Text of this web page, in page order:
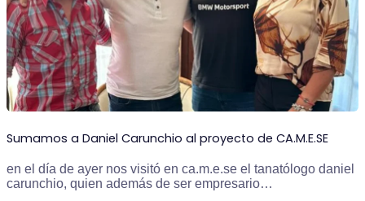
Sumamos a Daniel Carunchio al proyecto de CA.M.E.SE
en el día de ayer nos visitó en ca.m.e.se el tanatólogo daniel
carunchio, quien además de ser empresario…